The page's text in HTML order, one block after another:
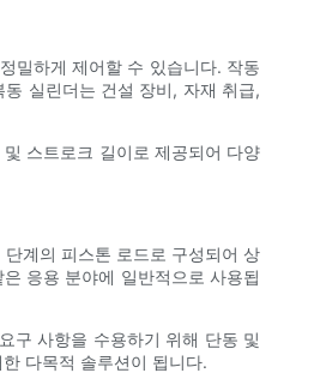
밀하게 제어할 수 있습니다. 작동
실린더는 건설 장비, 자재 취급,
스트로크 길이로 제공되어 다양
계의 피스톤 로드로 구성되어 상
응용 분야에 일반적으로 사용됩
구 사항을 수용하기 위해 단동 및
다목적 솔루션이 됩니다.